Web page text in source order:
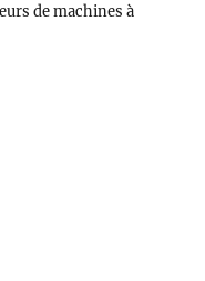
de machines à